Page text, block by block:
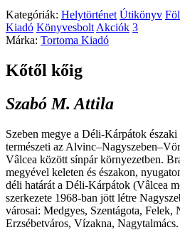
Kategóriák: Helytörténet Útikönyv
Kiadó Könyvesbolt Akciók 3
Márka: Tortoma Kiadó
Kőtől kőig
Szabó M. Attila
Szeben megye a Déli-Kárpátok
természeti az
Vâlcea között sínpár környezetben.
megyével keleten és északon,
déli határát a Déli-Kárpátok (Vâlcea
szerkezete 1968-ban jött létre
városai: Medgyes, Szentágota, Felek,
Erzsébetváros, Vízakna, Nagytalmács.